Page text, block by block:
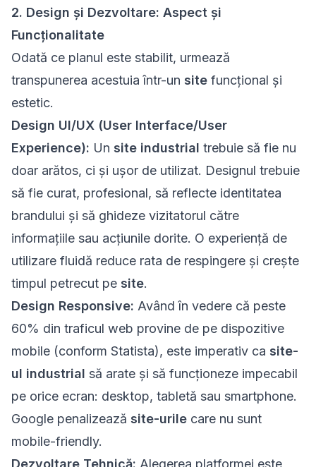
2. Design și Dezvoltare: Aspect și
Funcționalitate
Odată ce planul este stabilit, urmează
transpunerea acestuia într-un site funcțional și
estetic.
Design UI/UX (User Interface/User
Experience): Un site industrial trebuie să fie nu
doar arătos, ci și ușor de utilizat. Designul trebuie
să fie curat, profesional, să reflecte identitatea
brandului și să ghideze vizitatorul către
informațiile sau acțiunile dorite. O experiență de
utilizare fluidă reduce rata de respingere și crește
timpul petrecut pe site.
Design Responsive: Având în vedere că peste
60% din traficul web provine de pe dispozitive
mobile (conform Statista), este imperativ ca site-
ul industrial să arate și să funcționeze impecabil
pe orice ecran: desktop, tabletă sau smartphone.
Google penalizează site-urile care nu sunt
mobile-friendly.
Dezvoltare Tehnică: Alegerea platformei este